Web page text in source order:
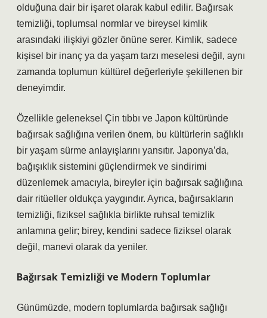
olduğuna dair bir işaret olarak kabul edilir. Bağırsak
temizliği, toplumsal normlar ve bireysel kimlik
arasındaki ilişkiyi gözler önüne serer. Kimlik, sadece
kişisel bir inanç ya da yaşam tarzı meselesi değil, aynı
zamanda toplumun kültürel değerleriyle şekillenen bir
deneyimdir.
Özellikle geleneksel Çin tıbbı ve Japon kültüründe
bağırsak sağlığına verilen önem, bu kültürlerin sağlıklı
bir yaşam sürme anlayışlarını yansıtır. Japonya’da,
bağışıklık sistemini güçlendirmek ve sindirimi
düzenlemek amacıyla, bireyler için bağırsak sağlığına
dair ritüeller oldukça yaygındır. Ayrıca, bağırsakların
temizliği, fiziksel sağlıkla birlikte ruhsal temizlik
anlamına gelir; birey, kendini sadece fiziksel olarak
değil, manevi olarak da yeniler.
Bağırsak Temizliği ve Modern Toplumlar
Günümüzde, modern toplumlarda bağırsak sağlığı